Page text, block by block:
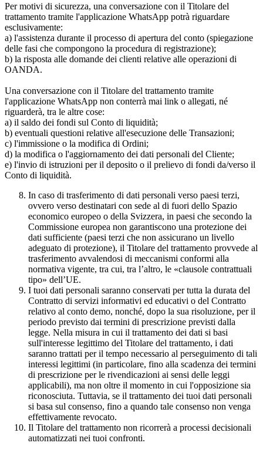
Per motivi di sicurezza, una conversazione con il Titolare del
trattamento tramite l'applicazione WhatsApp potrà riguardare
esclusivamente:
a) l'assistenza durante il processo di apertura del conto (spiegazione
delle fasi che compongono la procedura di registrazione);
b) la risposta alle domande dei clienti relative alle operazioni di
OANDA.
Una conversazione con il Titolare del trattamento tramite
l'applicazione WhatsApp non conterrà mai link o allegati, né
riguarderà, tra le altre cose:
a) il saldo dei fondi sul Conto di liquidità;
b) eventuali questioni relative all'esecuzione delle Transazioni;
c) l'immissione o la modifica di Ordini;
d) la modifica o l'aggiornamento dei dati personali del Cliente;
e) l'invio di istruzioni per il deposito o il prelievo di fondi da/verso il
Conto di liquidità.
In caso di trasferimento di dati personali verso paesi terzi,
ovvero verso destinatari con sede al di fuori dello Spazio
economico europeo o della Svizzera, in paesi che secondo la
Commissione europea non garantiscono una protezione dei
dati sufficiente (paesi terzi che non assicurano un livello
adeguato di protezione), il Titolare del trattamento provvede al
trasferimento avvalendosi di meccanismi conformi alla
normativa vigente, tra cui, tra l’altro, le «clausole contrattuali
tipo» dell’UE.
I tuoi dati personali saranno conservati per tutta la durata del
Contratto di servizi informativi ed educativi o del Contratto
relativo al conto demo, nonché, dopo la sua risoluzione, per il
periodo previsto dai termini di prescrizione previsti dalla
legge. Nella misura in cui il trattamento dei dati si basi
sull'interesse legittimo del Titolare del trattamento, i dati
saranno trattati per il tempo necessario al perseguimento di tali
interessi legittimi (in particolare, fino alla scadenza dei termini
di prescrizione per le rivendicazioni ai sensi delle leggi
applicabili), ma non oltre il momento in cui l'opposizione sia
riconosciuta. Tuttavia, se il trattamento dei tuoi dati personali
si basa sul consenso, fino a quando tale consenso non venga
effettivamente revocato.
Il Titolare del trattamento non ricorrerà a processi decisionali
automatizzati nei tuoi confronti.